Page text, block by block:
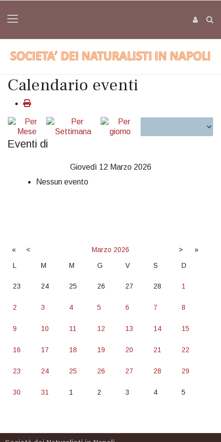
Calendario eventi
Eventi di
Giovedì 12 Marzo 2026
Nessun evento
« < Marzo 2026 >
»
L
M M G V S D
23 24 25 26 27 28 1
2 3 4 5 6 7 8
9 10 11 12 13 14 15
16 17 18 19 20 21 22
23 24 25 26 27 28 29
30 31 1 2 3 4 5